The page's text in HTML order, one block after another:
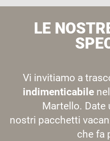
LE
Vi invitiamo a
indimenticabile
Martello. Date
nostri pacchetti
che fa